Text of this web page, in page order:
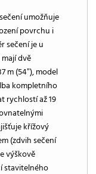
umožňuje
povrchu i
sečení je u
mají dvě
m (54ˮ), model
kompletního
rychlostí až 19
křížový
(zdvih sečení
výškově
stavitelného